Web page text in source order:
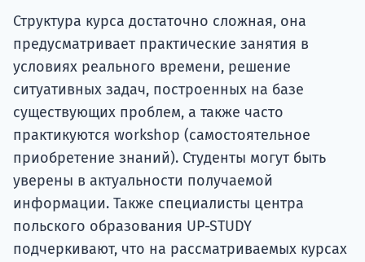
Структура курса достаточно сложная, она
предусматривает практические занятия в
условиях реального времени, решение
ситуативных задач, построенных на базе
существующих проблем, а также часто
практикуются workshop (самостоятельное
приобретение знаний). Студенты могут быть
уверены в актуальности получаемой
информации. Также специалисты центра
польского образования UP-STUDY
подчеркивают, что на рассматриваемых курсах